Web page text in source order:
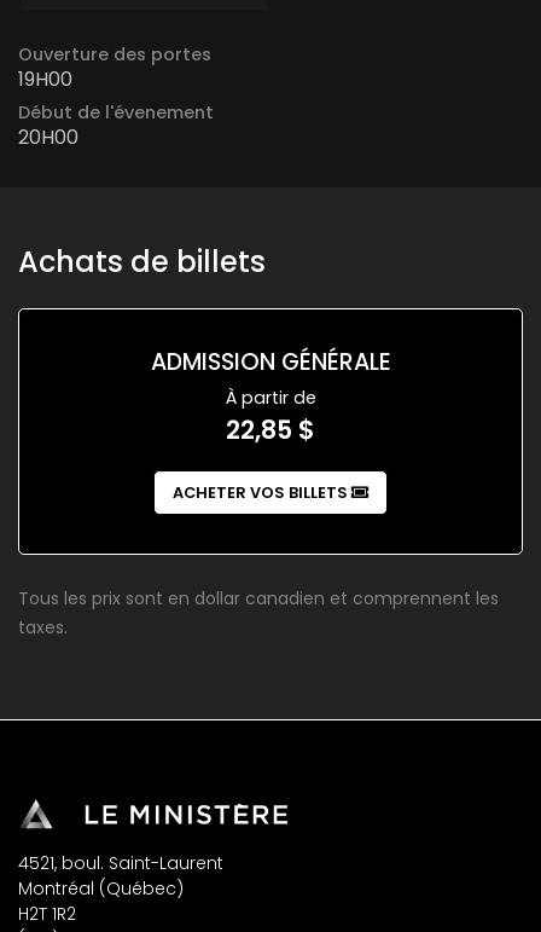
Ouverture des portes
19H00
Début de l'évenement
20H00
Achats de billets
ADMISSION GÉNÉRALE
À partir de
22,85 $
ACHETER VOS BILLETS
Tous les prix sont en dollar canadien et comprennent les
taxes.
4521, boul. Saint-Laurent
Montréal (Québec)
H2T 1R2